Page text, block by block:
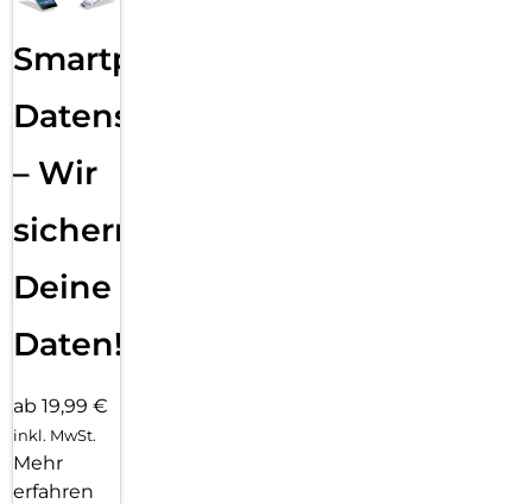
Smartphone
Datensicherung
– Wir
sichern
Deine
Daten!
ab 19,99 €
inkl. MwSt.
Mehr
erfahren